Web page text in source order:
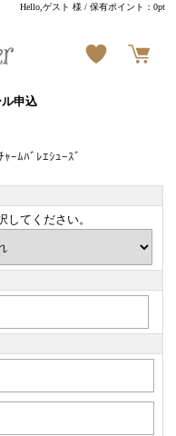
Hello,ゲスト 様 / 保有ポイント：0pt
申込
ｬｰﾑﾊﾞﾚｴｼｭｰｽﾞ
してください。